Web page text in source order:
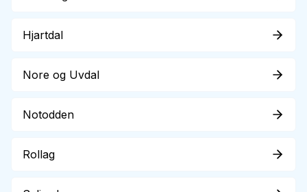
Hjartdal
Nore og Uvdal
Notodden
Rollag